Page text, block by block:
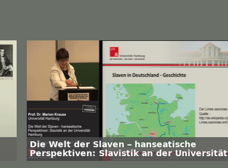
Die Welt der Slaven – hanseatische
Perspektiven: Slavistik an der Universität
Hamburg